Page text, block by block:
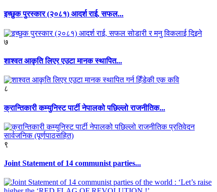
इच्छुक पुरस्कार (२०८१) आदर्श राई, सफल...
७
शाश्वत आकृति लिएर एउटा मानक स्थापित...
८
क्रान्तिकारी कम्युनिस्ट पार्टी नेपालको पछिल्लो राजनीतिक...
९
Joint Statement of 14 communist parties...